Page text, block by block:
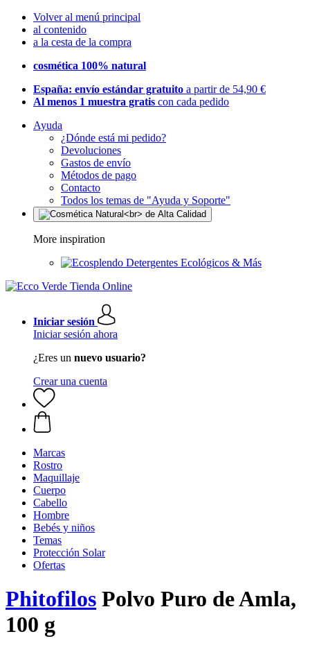
Volver al menú principal
al contenido
a la cesta de la compra
cosmética 100% natural
España: envío estándar gratuito a partir de 54,90 €
Al menos 1 muestra gratis con cada pedido
Ayuda
¿Dónde está mi pedido?
Devoluciones
Gastos de envío
Métodos de pago
Contacto
Todos los temas de "Ayuda y Soporte"
More inspiration
Detergentes Ecológicos & Más
Iniciar sesión
Iniciar sesión ahora
¿Eres un nuevo usuario?
Crear una cuenta
Marcas
Rostro
Maquillaje
Cuerpo
Cabello
Hombre
Bebés y niños
Temas
Protección Solar
Ofertas
Phitofilos Polvo Puro de Amla,
100 g